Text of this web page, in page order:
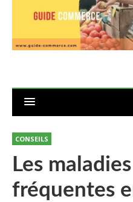
CONSEILS
Les
fréquentes